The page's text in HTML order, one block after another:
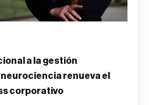
a la gestión
renueva el
corporativo